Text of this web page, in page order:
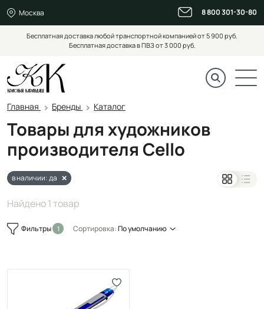
Москва 8 800 301-30-80
Бесплатная доставка любой транспортной компанией от 5 900 руб.
Бесплатная доставка в ПВЗ от 3 000 руб.
Главная Бренды Каталог
Товары для художников
производителя Cello
в наличии: да
Найдено 1 товар
Фильтры Сортировка:По умолчанию